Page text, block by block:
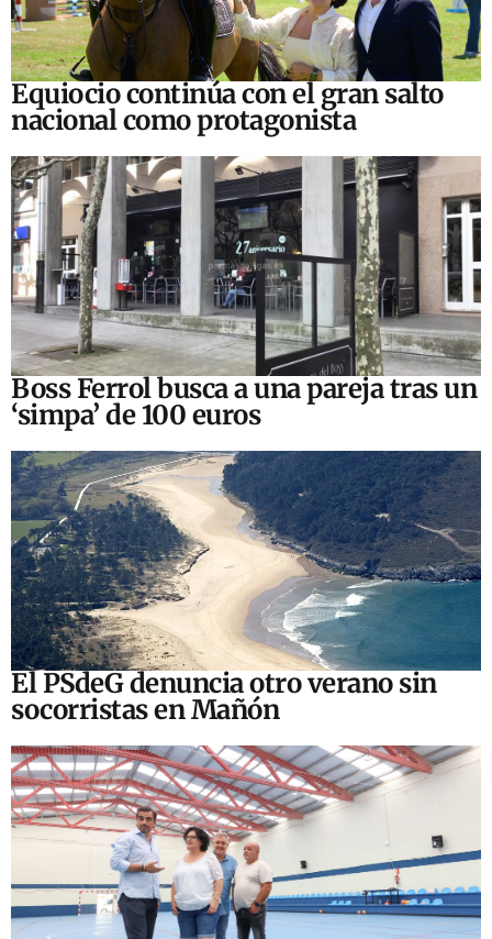
Equiocio continúa con el gran salto
nacional como protagonista
Boss Ferrol busca a una pareja tras un
‘simpa’ de 100 euros
El PSdeG denuncia otro verano sin
socorristas en Mañón